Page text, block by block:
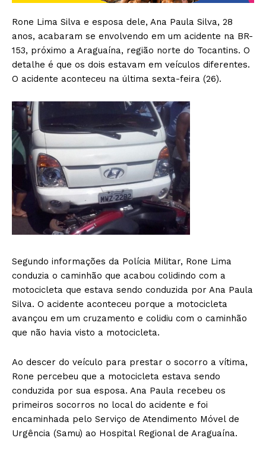
Rone Lima Silva e esposa dele, Ana Paula Silva, 28
anos, acabaram se envolvendo em um acidente na BR-
153, próximo a Araguaína, região norte do Tocantins. O
detalhe é que os dois estavam em veículos diferentes.
O acidente aconteceu na última sexta-feira (26).
Segundo informações da Polícia Militar, Rone Lima
conduzia o caminhão que acabou colidindo com a
motocicleta que estava sendo conduzida por Ana Paula
Silva. O acidente aconteceu porque a motocicleta
avançou em um cruzamento e colidiu com o caminhão
que não havia visto a motocicleta.
Ao descer do veículo para prestar o socorro a vítima,
Rone percebeu que a motocicleta estava sendo
conduzida por sua esposa. Ana Paula recebeu os
primeiros socorros no local do acidente e foi
encaminhada pelo Serviço de Atendimento Móvel de
Urgência (Samu) ao Hospital Regional de Araguaína.